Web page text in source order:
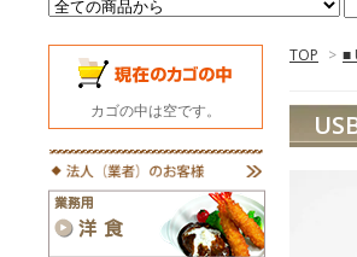
TOP > ■
カゴの中は空です。